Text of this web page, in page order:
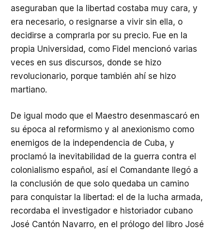
aseguraban que la libertad costaba muy cara, y
era necesario, o resignarse a vivir sin ella, o
decidirse a comprarla por su precio. Fue en la
propia Universidad, como Fidel mencionó varias
veces en sus discursos, donde se hizo
revolucionario, porque también ahí se hizo
martiano.
De igual modo que el Maestro desenmascaró en
su época al reformismo y al anexionismo como
enemigos de la independencia de Cuba, y
proclamó la inevitabilidad de la guerra contra el
colonialismo español, así el Comandante llegó a
la conclusión de que solo quedaba un camino
para conquistar la libertad: el de la lucha armada,
recordaba el investigador e historiador cubano
José Cantón Navarro, en el prólogo del libro José